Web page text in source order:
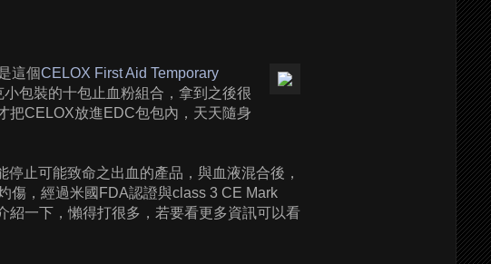
這個CELOX First Aid Temporary
小包裝的十包止血粉組合，拿到之後很
把CELOX放進EDC包包內，天天隨身
止可能致命之出血的產品，與血液混合後，
傷，經過米國FDA認證與class 3 CE Mark
紹一下，懶得打很多，若要看更多資訊可以看